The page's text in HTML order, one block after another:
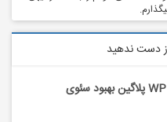
دست ندهید
افزونه WP Meta SEO پلاگین بهبود سئوی